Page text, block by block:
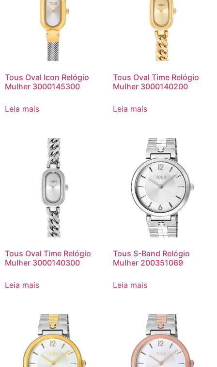
Tous Oval Icon Relógio
Mulher 3000145300
Leia mais
Tous Oval Time Relógio
Mulher 3000140200
Leia mais
Tous Oval Time Relógio
Mulher 3000140300
Leia mais
Tous S-Band Relógio
Mulher 200351069
Leia mais